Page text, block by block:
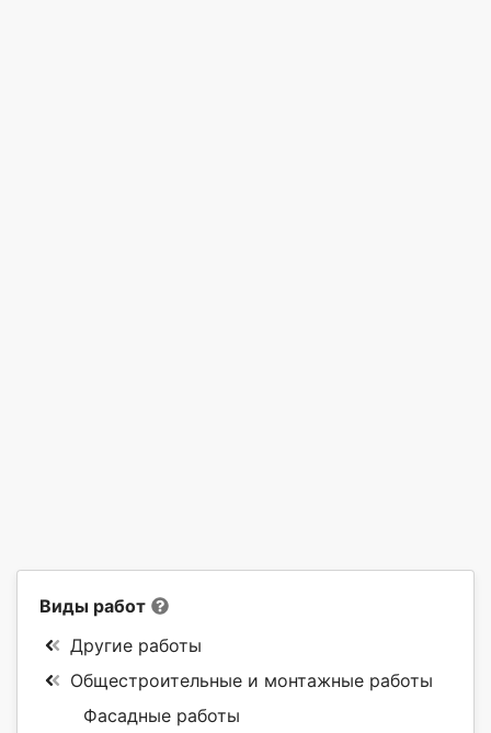
Виды работ
Другие работы
Общестроительные и монтажные работы
Фасадные работы